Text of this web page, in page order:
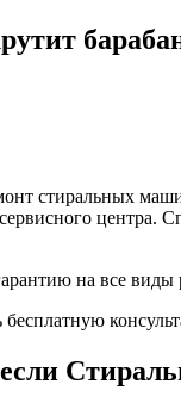
стиральных
центра.
на все виды